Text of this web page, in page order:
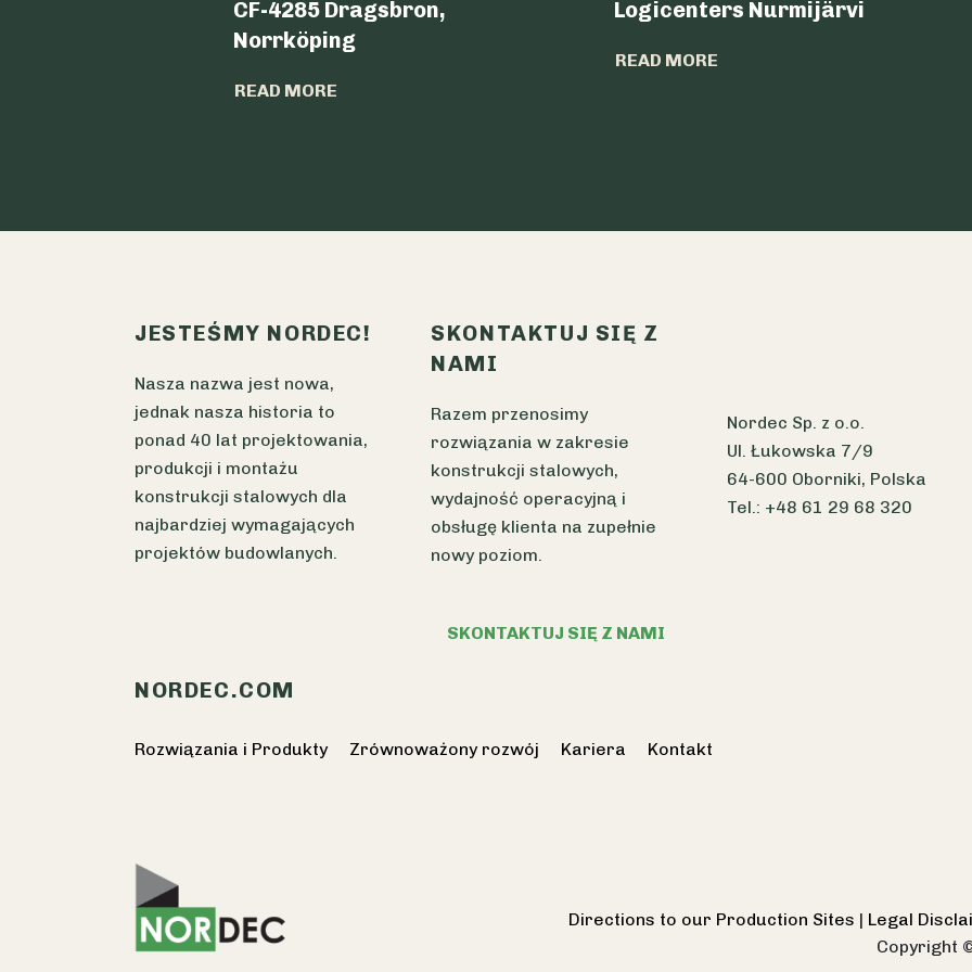
CF-4285 Dragsbron,
Norrköping
READ MORE
Logicenters Nurmijärvi
READ MORE
JESTEŚMY NORDEC!
Nasza nazwa jest nowa,
jednak nasza historia to
ponad 40 lat projektowania,
produkcji i montażu
konstrukcji stalowych dla
najbardziej wymagających
projektów budowlanych.
SKONTAKTUJ SIĘ Z
NAMI
Razem przenosimy
rozwiązania w zakresie
konstrukcji stalowych,
wydajność operacyjną i
obsługę klienta na zupełnie
nowy poziom.
SKONTAKTUJ SIĘ Z NAMI
Nordec Sp. z o.o.
Ul. Łukowska 7/9
64-600 Oborniki, Polska
Tel.: +48 61 29 68 320
NORDEC.COM
Rozwiązania i Produkty Zrównoważony rozwój Kariera Kontakt
Directions to our Production Sites | Legal
Copyright